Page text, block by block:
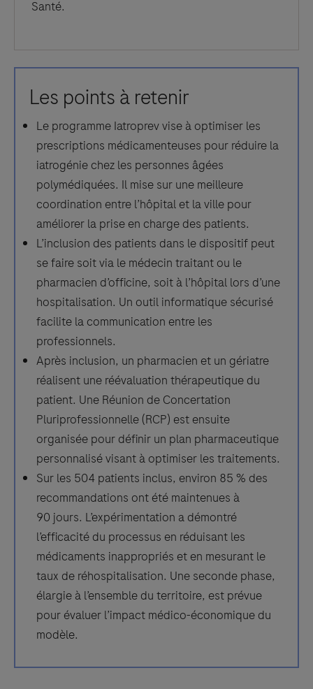
Santé.
Les points à retenir
Le programme Iatroprev vise à optimiser les
prescriptions médicamenteuses pour réduire la
iatrogénie chez les personnes âgées
polymédiquées. Il mise sur une meilleure
coordination entre l’hôpital et la ville pour
améliorer la prise en charge des patients.
L’inclusion des patients dans le dispositif peut
se faire soit via le médecin traitant ou le
pharmacien d’officine, soit à l’hôpital lors d’une
hospitalisation. Un outil informatique sécurisé
facilite la communication entre les
professionnels.
Après inclusion, un pharmacien et un gériatre
réalisent une réévaluation thérapeutique du
patient. Une Réunion de Concertation
Pluriprofessionnelle (RCP) est ensuite
organisée pour définir un plan pharmaceutique
personnalisé visant à optimiser les traitements.
Sur les 504 patients inclus, environ 85 % des
recommandations ont été maintenues à
90 jours. L’expérimentation a démontré
l’efficacité du processus en réduisant les
médicaments inappropriés et en mesurant le
taux de réhospitalisation. Une seconde phase,
élargie à l’ensemble du territoire, est prévue
pour évaluer l’impact médico-économique du
modèle.